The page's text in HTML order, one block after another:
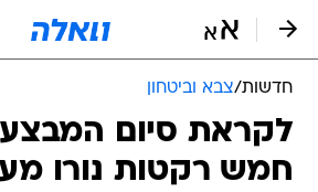
חדשות/צבא וביטחון
לקראת סיום המבצע
חמש רקטות נורו